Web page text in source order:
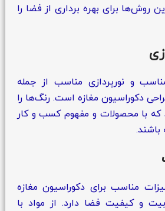
روش‌ها برای بهره‌ برداری از فضا را
و نورپردازی مناسب از جمله
دکوراسیون مغازه است. رنگ‌ها را
که با محصولات و مفهوم کسب و کار
مناسب برای دکوراسیون مغازه
و کیفیت فضا دارد. از مواد با